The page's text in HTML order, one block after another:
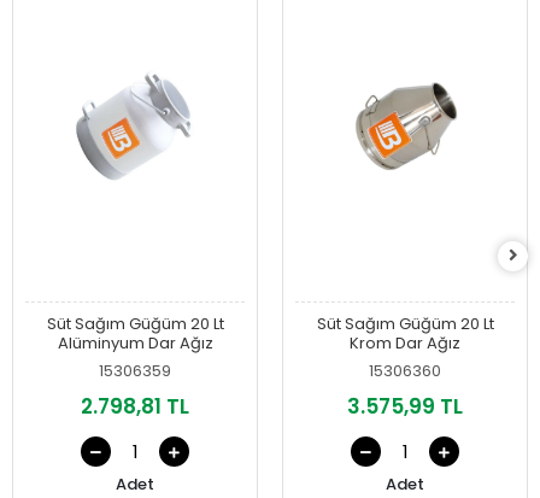
Süt Sağım Güğüm 20 Lt
Alüminyum Dar Ağız
15306359
2.798,81 TL
Adet
Süt Sağım Güğüm 20 Lt
Krom Dar Ağız
15306360
3.575,99 TL
Adet